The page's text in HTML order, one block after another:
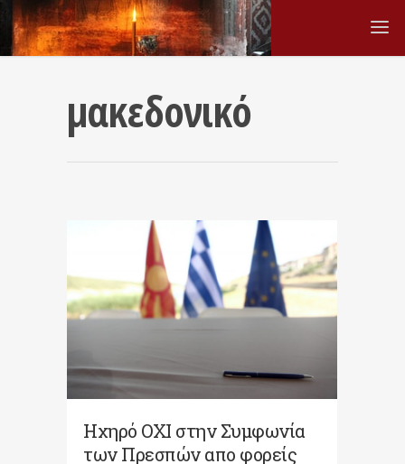
μακεδονικό
Ηχηρό ΟΧΙ στην Συμφωνία
των Πρεσπών απο φορείς